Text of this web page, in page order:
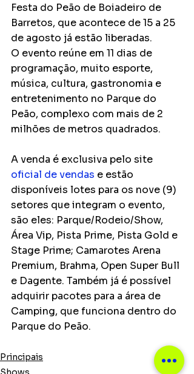
Festa do Peão de Boiadeiro de
Barretos, que acontece de 15 a 25
de agosto já estão liberadas.
O evento reúne em 11 dias de
programação, muito esporte,
música, cultura, gastronomia e
entretenimento no Parque do
Peão, complexo com mais de 2
milhões de metros quadrados.
A venda é exclusiva pelo site
oficial de vendas e estão
disponíveis lotes para os nove (9)
setores que integram o evento,
são eles: Parque/Rodeio/Show,
Área Vip, Pista Prime, Pista Gold e
Stage Prime; Camarotes Arena
Premium, Brahma, Open Super Bull
e Dagente. Também já é possível
adquirir pacotes para a área de
Camping, que funciona dentro do
Parque do Peão.
Principais